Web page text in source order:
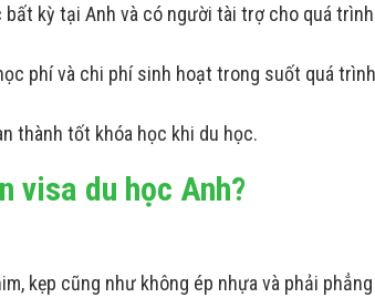
kỳ tại Anh và có người tài trợ cho quá
phí và chi phí sinh hoạt trong suốt quá
thành tốt khóa học khi du học.
visa du học Anh?
kẹp cũng như không ép nhựa và phải